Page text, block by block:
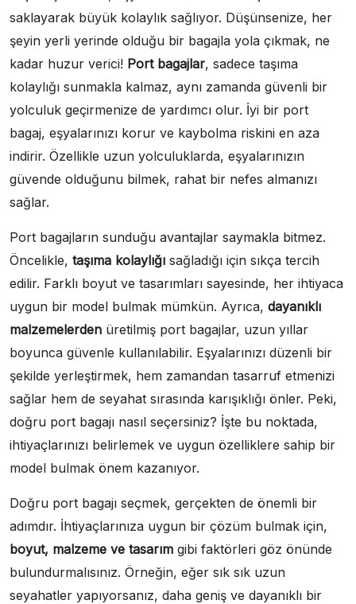
saklayarak büyük kolaylık sağlıyor. Düşünsenize, her
şeyin yerli yerinde olduğu bir bagajla yola çıkmak, ne
kadar huzur verici! Port bagajlar, sadece taşıma
kolaylığı sunmakla kalmaz, aynı zamanda güvenli bir
yolculuk geçirmenize de yardımcı olur. İyi bir port
bagaj, eşyalarınızı korur ve kaybolma riskini en aza
indirir. Özellikle uzun yolculuklarda, eşyalarınızın
güvende olduğunu bilmek, rahat bir nefes almanızı
sağlar.
Port bagajların sunduğu avantajlar saymakla bitmez.
Öncelikle, taşıma kolaylığı sağladığı için sıkça tercih
edilir. Farklı boyut ve tasarımları sayesinde, her ihtiyaca
uygun bir model bulmak mümkün. Ayrıca, dayanıklı
malzemelerden üretilmiş port bagajlar, uzun yıllar
boyunca güvenle kullanılabilir. Eşyalarınızı düzenli bir
şekilde yerleştirmek, hem zamandan tasarruf etmenizi
sağlar hem de seyahat sırasında karışıklığı önler. Peki,
doğru port bagajı nasıl seçersiniz? İşte bu noktada,
ihtiyaçlarınızı belirlemek ve uygun özelliklere sahip bir
model bulmak önem kazanıyor.
Doğru port bagajı seçmek, gerçekten de önemli bir
adımdır. İhtiyaçlarınıza uygun bir çözüm bulmak için,
boyut, malzeme ve tasarım gibi faktörleri göz önünde
bulundurmalısınız. Örneğin, eğer sık sık uzun
seyahatler yapıyorsanız, daha geniş ve dayanıklı bir